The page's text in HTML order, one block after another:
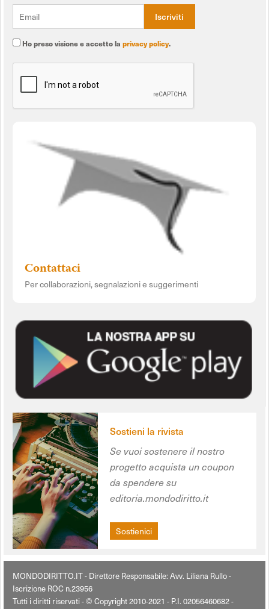
Ho preso visione e accetto la privacy policy.
Contattaci
Per collaborazioni, segnalazioni e suggerimenti
Sostieni la rivista
Se vuoi sostenere il nostro
progetto acquista un coupon
da spendere su
editoria.mondodiritto.it
Sostienici
MONDODIRITTO.IT - Direttore Responsabile: Avv. Liliana Rullo -
Iscrizione ROC n.23956
Tutti i diritti riservati - © Copyright 2010-2021 - P.I. 02056460682 -